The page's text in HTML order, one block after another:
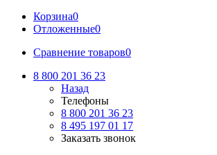
Корзина0
Отложенные0
Сравнение товаров0
8 800 201 36 23
Назад
Телефоны
8 800 201 36 23
8 495 197 01 17
Заказать звонок